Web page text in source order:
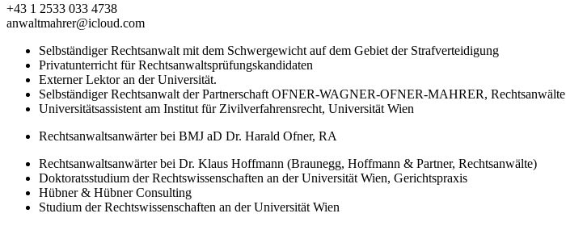
+43 1 2533 033 4738
anwaltmahrer@icloud.com
Selbständiger Rechtsanwalt mit dem Schwergewicht auf dem Gebiet der Strafverteidigung
Privatunterricht für Rechtsanwaltsprüfungskandidaten
Externer Lektor an der Universität.
Selbständiger Rechtsanwalt der Partnerschaft OFNER-WAGNER-OFNER-MAHRER, Rechtsanwälte
Universitätsassistent am Institut für Zivilverfahrensrecht, Universität Wien
Rechtsanwaltsanwärter bei BMJ aD Dr. Harald Ofner, RA
Rechtsanwaltsanwärter bei Dr. Klaus Hoffmann (Braunegg, Hoffmann & Partner, Rechtsanwälte)
Doktoratsstudium der Rechtswissenschaften an der Universität Wien, Gerichtspraxis
Hübner & Hübner Consulting
Studium der Rechtswissenschaften an der Universität Wien